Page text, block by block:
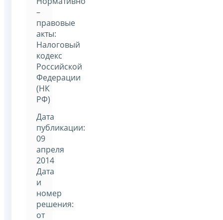
–
правовые
акты:
Налоговый
кодекс
Российской
Федерации
(НК
РФ)
Дата
публикации:
09
апреля
2014
Дата
и
номер
решения:
от